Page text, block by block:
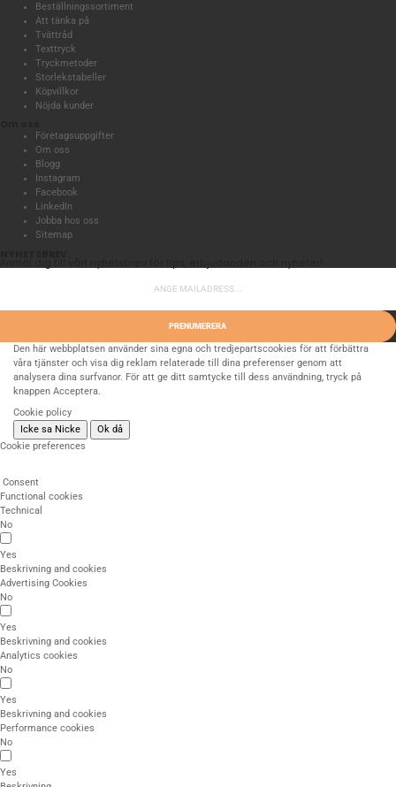
Beställningssortiment
Att tänka på
Tvättråd
Texttryck
Tryckmetoder
Storlekstabeller
Köpvillkor
Nöjda kunder
Företagsuppgifter
Om oss
Blogg
Instagram
Facebook
LinkedIn
Jobba hos oss
Sitemap
PRENUMERERA
Den här webbplatsen använder sina egna och tredjepartscookies för att förbättra
våra tjänster och visa dig reklam relaterade till dina preferenser genom att
analysera dina surfvanor. För att ge ditt samtycke till dess användning, tryck på
knappen Acceptera.
Cookie policy
Icke sa Nicke
Ok då
Cookie preferences
Consent
Functional cookies
Technical
No
Yes
Beskrivning and cookies
Advertising Cookies
No
Yes
Beskrivning and cookies
Analytics cookies
No
Yes
Beskrivning and cookies
Performance cookies
No
Yes